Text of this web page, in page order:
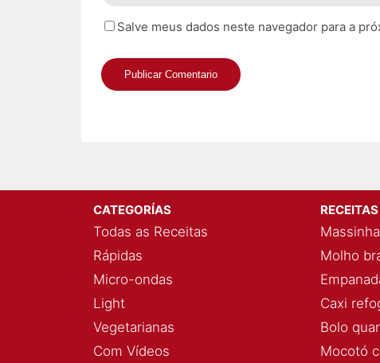
Salve meus dados neste navegador para a
CATEGORÍAS
Todas as Receitas
Rápidas
Micro-ondas
Light
Vegetarianas
Com Vídeos
Molho
Caxi
Bolo
Mocotó